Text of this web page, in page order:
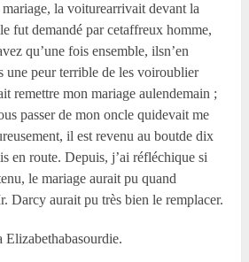
la voiturearrivait devant la
fut demandé par cetaffreux homme,
qu’une fois ensemble, ilsn’en
une peur terrible de les voiroublier
remettre mon mariage aulendemain ;
passer de mon oncle quidevait me
il est revenu au boutde dix
en route. Depuis, j’ai réfléchique si
le mariage aurait pu quand
Darcy aurait pu très bien le remplacer.